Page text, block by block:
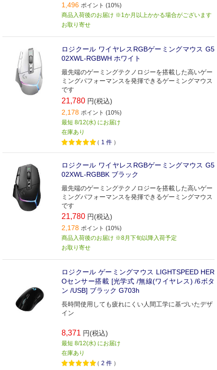
1,496 ポイント (10%)
商品入荷後のお届け ※1か月以上かかる場合がございます
お取り寄せ
ロジクール ワイヤレスRGBゲーミングマウス G5
02XWL-RGBWH ホワイト
最先端のゲーミングテクノロジーを搭載した高いゲー
ミングパフォーマンスを発揮できるゲーミングマウス
です
21,780 円(税込)
2,178 ポイント (10%)
最短 8/12(水) にお届け
在庫あり
（ 1 件 ）
ロジクール ワイヤレスRGBゲーミングマウス G5
02XWL-RGBBK ブラック
最先端のゲーミングテクノロジーを搭載した高いゲー
ミングパフォーマンスを発揮できるゲーミングマウス
です
21,780 円(税込)
2,178 ポイント (10%)
商品入荷後のお届け ※8月下旬以降入荷予定
お取り寄せ
ロジクール ゲーミングマウス LIGHTSPEED HER
Oセンサー搭載 [光学式 /無線(ワイヤレス) /6ボタ
ン /USB] ブラック G703h
長時間使用しても疲れにくい人間工学に基づいたデザ
イン
8,371 円(税込)
最短 8/12(水) にお届け
在庫あり
（ 2 件 ）